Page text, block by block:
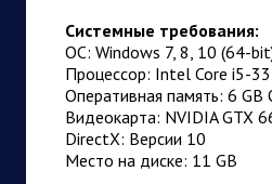
Системные требования:
ОС: Windows 7, 8, 10 (64-
Процессор: Intel Core i5-
Оперативная память: 6 GB
Видеокарта: NVIDIA GTX
DirectX: Версии 10
Место на диске: 11 GB